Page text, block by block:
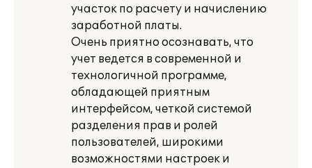
участок по расчету и начислению
заработной платы.
Очень приятно осознавать, что
учет ведется в современной и
технологичной программе,
обладающей приятным
интерфейсом, четкой системой
разделения прав и ролей
пользователей, широкими
возможностями настроек и